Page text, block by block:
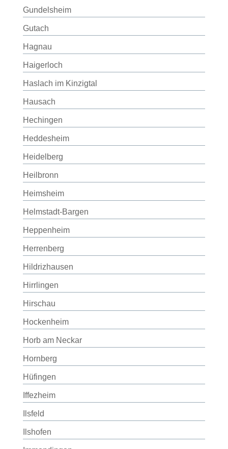
Gundelsheim
Gutach
Hagnau
Haigerloch
Haslach im Kinzigtal
Hausach
Hechingen
Heddesheim
Heidelberg
Heilbronn
Heimsheim
Helmstadt-Bargen
Heppenheim
Herrenberg
Hildrizhausen
Hirrlingen
Hirschau
Hockenheim
Horb am Neckar
Hornberg
Hüfingen
Iffezheim
Ilsfeld
Ilshofen